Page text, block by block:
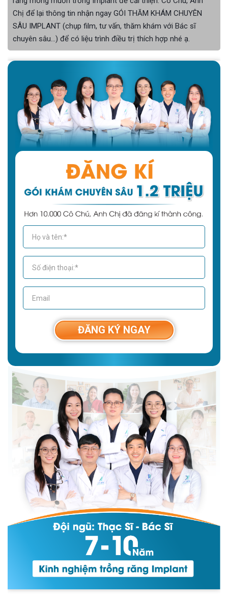
Chị để lại thông tin nhận ngay GÓI THĂM KHÁM CHUYÊN
SÂU IMPLANT (chụp film, tư vấn, thăm khám với Bác sĩ
chuyên sâu...) để có liệu trình điều trị thích hợp nhé ạ.